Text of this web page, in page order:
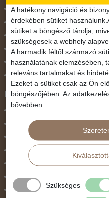
November 1.
Október 23.
Pünkösdi utazás
Szilveszter
Tavaszi szünet
Valentin nap
Programtípus
Belépőjegy
Egyéni út
Egzotikus út
Fesztiválok
Golfút
Gyalogtúra
A hatékony navigáció és
érdekében sütiket
sütiket a böngésző tárolja,
szükségesek a webhely
A harmadik féltől származó
használatának elemzésében,
releváns tartalmakat és
Ezeket a sütiket csak az Ön
böngészőjében. Az
bővebben.
Szükséges